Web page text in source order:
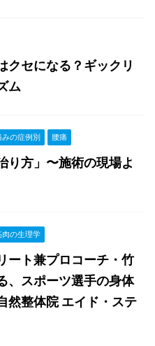
クセになる？ギックリ
ム
みの症例別 腰痛
り方」〜施術の現場よ
肉の生理学
ート兼プロコーチ・竹
、スポーツ選手の身体
然整体院 エイド・ステ